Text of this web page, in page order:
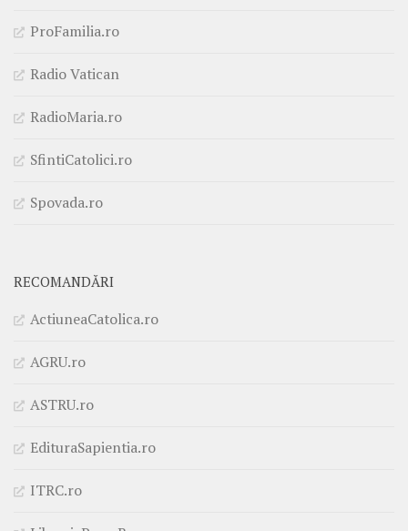
ProFamilia.ro
Radio Vatican
RadioMaria.ro
SfintiCatolici.ro
Spovada.ro
RECOMANDĂRI
ActiuneaCatolica.ro
AGRU.ro
ASTRU.ro
EdituraSapientia.ro
ITRC.ro